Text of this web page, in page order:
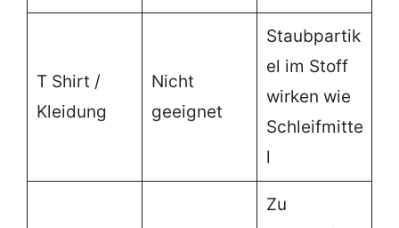
T Shirt /
Kleidung
Nicht
geeignet
Staubpartik
el im Stoff
wirken wie
Schleifmitte
l
Zu